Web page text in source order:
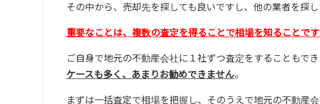
その中から、売却先を探しても良いですし、他の業者を探し
重要なことは、複数の査定を得ることで相場を知ることです
ご自身で地元の不動産会社に１社ずつ査定をすることもでき
ケースも多く、あまりお勧めできません。
まずは一括査定で相場を把握し、そのうえで地元の不動産